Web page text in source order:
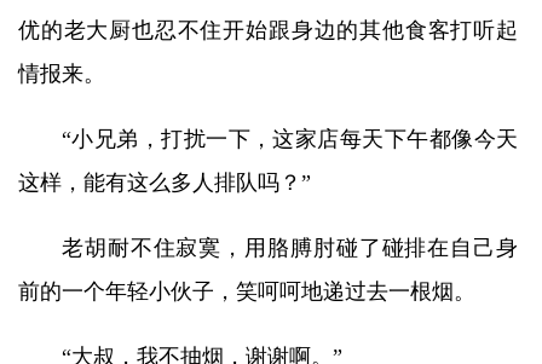
优的老大厨也忍不住开始跟身边的其他食客打听起
情报来。
“小兄弟，打扰一下，这家店每天下午都像今天
这样，能有这么多人排队吗？”
老胡耐不住寂寞，用胳膊肘碰了碰排在自己身
前的一个年轻小伙子，笑呵呵地递过去一根烟。
“大叔，我不抽烟，谢谢啊。”